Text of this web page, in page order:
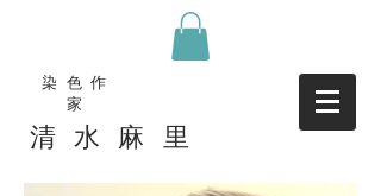
染色作
家
清水麻里